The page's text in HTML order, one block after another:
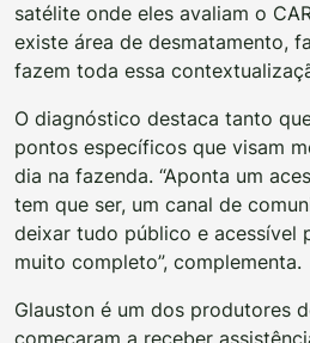
satélite onde eles avaliam o
existe área de desmatamento,
fazem toda essa
O diagnóstico destaca tanto
pontos específicos que visam
dia na fazenda. “Aponta um
tem que ser, um canal de
deixar tudo público e acessível
muito completo”, complementa.
Glauston é um dos produtores